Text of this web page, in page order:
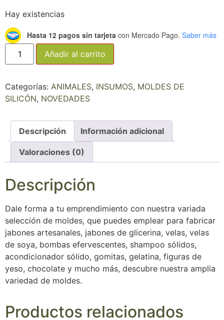
Hay existencias
Hasta 12 pagos sin tarjeta con Mercado Pago. Saber más
Añadir al carrito
Categorías: ANIMALES, INSUMOS, MOLDES DE
SILICÓN, NOVEDADES
Descripción Información adicional
Valoraciones (0)
Descripción
Dale forma a tu emprendimiento con nuestra variada
selección de moldes, que puedes emplear para fabricar
jabones artesanales, jabones de glicerina, velas, velas
de soya, bombas efervescentes, shampoo sólidos,
acondicionador sólido, gomitas, gelatina, figuras de
yeso, chocolate y mucho más, descubre nuestra amplia
variedad de moldes.
Productos relacionados